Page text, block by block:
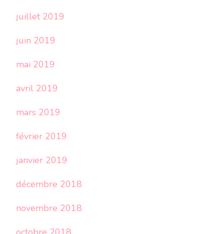
juillet 2019
juin 2019
mai 2019
avril 2019
mars 2019
février 2019
janvier 2019
décembre 2018
novembre 2018